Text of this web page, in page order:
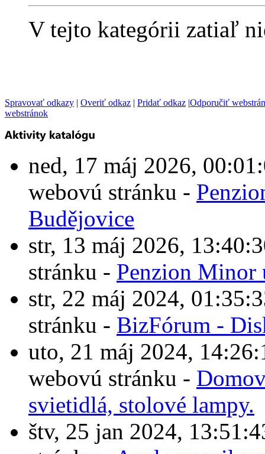
V tejto kategórii zatiaľ
Spravovať odkazy | Overiť odkaz | Pridať odkaz |Odporučiť
webstránok
ned, 17 máj 2026,
webovú stránku -
Budějovice
str, 13 máj 2026,
stránku - Penzion Minor
str, 22 máj 2024,
stránku - BizFórum -
uto, 21 máj 2024,
webovú stránku -
svietidlá, stolové lampy.
štv, 25 jan 2024,